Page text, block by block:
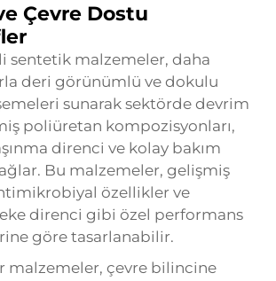
Çevre Dostu
sentetik malzemeler, daha
deri görünümlü ve dokulu
sunarak sektörde devrim
poliüretan kompozisyonları,
direnci ve kolay bakım
Bu malzemeler, gelişmiş
özellikler ve
direnci gibi özel performans
göre tasarlanabilir.
malzemeler, çevre bilincine